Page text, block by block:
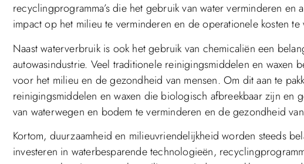
recyclingprogramma’s die het gebruik van water verminderen
impact op het milieu te verminderen en de operationele kosten te
Naast waterverbruik is ook het gebruik van chemicaliën een
autowasindustrie. Veel traditionele reinigingsmiddelen en waxen
voor het milieu en de gezondheid van mensen. Om dit aan te
reinigingsmiddelen en waxen die biologisch afbreekbaar zijn en
van waterwegen en bodem te verminderen en de gezondheid
Kortom, duurzaamheid en milieuvriendelijkheid worden steeds
investeren in waterbesparende technologieën,